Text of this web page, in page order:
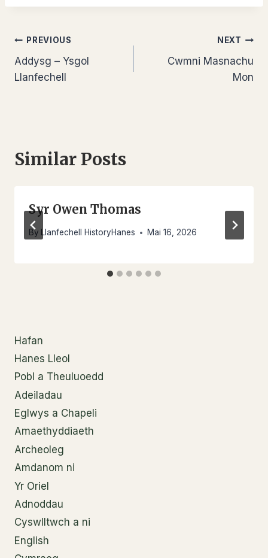
Llywio
cofnod
PREVIOUS
Addysg – Ysgol
Llanfechell
NEXT
Cwmni Masnachu
Mon
Similar Posts
Syr Owen Thomas
By Llanfechell HistoryHanes Mai 16, 2026
Hafan
Hanes Lleol
Pobl a Theuluoedd
Adeiladau
Eglwys a Chapeli
Amaethyddiaeth
Archeoleg
Amdanom ni
Yr Oriel
Adnoddau
Cyswlltwch a ni
English